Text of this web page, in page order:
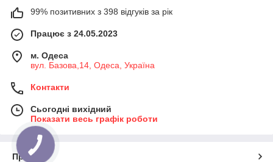
99% позитивних з 398 відгуків за рік
Працює з 24.05.2023
м. Одеса
вул. Базова,14, Одеса, Україна
Контакти
Сьогодні вихідний
Показати весь графік роботи
Про нас